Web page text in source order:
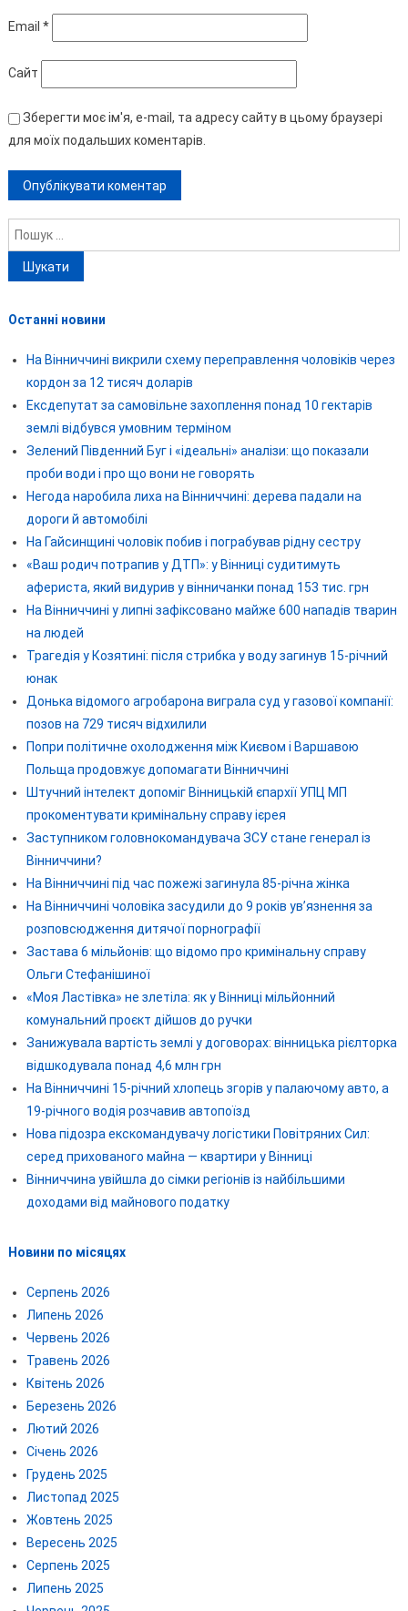
Email *
Сайт
Зберегти моє ім'я, e-mail, та адресу сайту в цьому браузері
для моїх подальших коментарів.
Пошук:
Останні новини
На Вінниччині викрили схему переправлення чоловіків через
кордон за 12 тисяч доларів
Ексдепутат за самовільне захоплення понад 10 гектарів
землі відбувся умовним терміном
Зелений Південний Буг і «ідеальні» аналізи: що показали
проби води і про що вони не говорять
Негода наробила лиха на Вінниччині: дерева падали на
дороги й автомобілі
На Гайсинщині чоловік побив і пограбував рідну сестру
«Ваш родич потрапив у ДТП»: у Вінниці судитимуть
афериста, який видурив у вінничанки понад 153 тис. грн
На Вінниччині у липні зафіксовано майже 600 нападів тварин
на людей
Трагедія у Козятині: після стрибка у воду загинув 15-річний
юнак
Донька відомого агробарона виграла суд у газової компанії:
позов на 729 тисяч відхилили
Попри політичне охолодження між Києвом і Варшавою
Польща продовжує допомагати Вінниччині
Штучний інтелект допоміг Вінницькій єпархії УПЦ МП
прокоментувати кримінальну справу ієрея
Заступником головнокомандувача ЗСУ стане генерал із
Вінниччини?
На Вінниччині під час пожежі загинула 85-річна жінка
На Вінниччині чоловіка засудили до 9 років ув’язнення за
розповсюдження дитячої порнографії
Застава 6 мільйонів: що відомо про кримінальну справу
Ольги Стефанішиної
«Моя Ластівка» не злетіла: як у Вінниці мільйонний
комунальний проєкт дійшов до ручки
Занижувала вартість землі у договорах: вінницька рієлторка
відшкодувала понад 4,6 млн грн
На Вінниччині 15-річний хлопець згорів у палаючому авто, а
19-річного водія розчавив автопоїзд
Нова підозра екскомандувачу логістики Повітряних Сил:
серед прихованого майна — квартири у Вінниці
Вінниччина увійшла до сімки регіонів із найбільшими
доходами від майнового податку
Новини по місяцях
Серпень 2026
Липень 2026
Червень 2026
Травень 2026
Квітень 2026
Березень 2026
Лютий 2026
Січень 2026
Грудень 2025
Листопад 2025
Жовтень 2025
Вересень 2025
Серпень 2025
Липень 2025